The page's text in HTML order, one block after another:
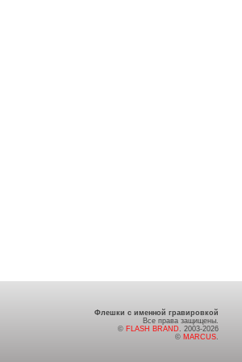
Флешки с именной гравировкой
Все права защищены.
© FLASH BRAND
. 2003-2026
© MARCUS